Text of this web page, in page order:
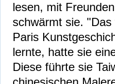
lesen, mit
schwärmt sie.
Paris
lernte, hatte sie
Diese führte sie